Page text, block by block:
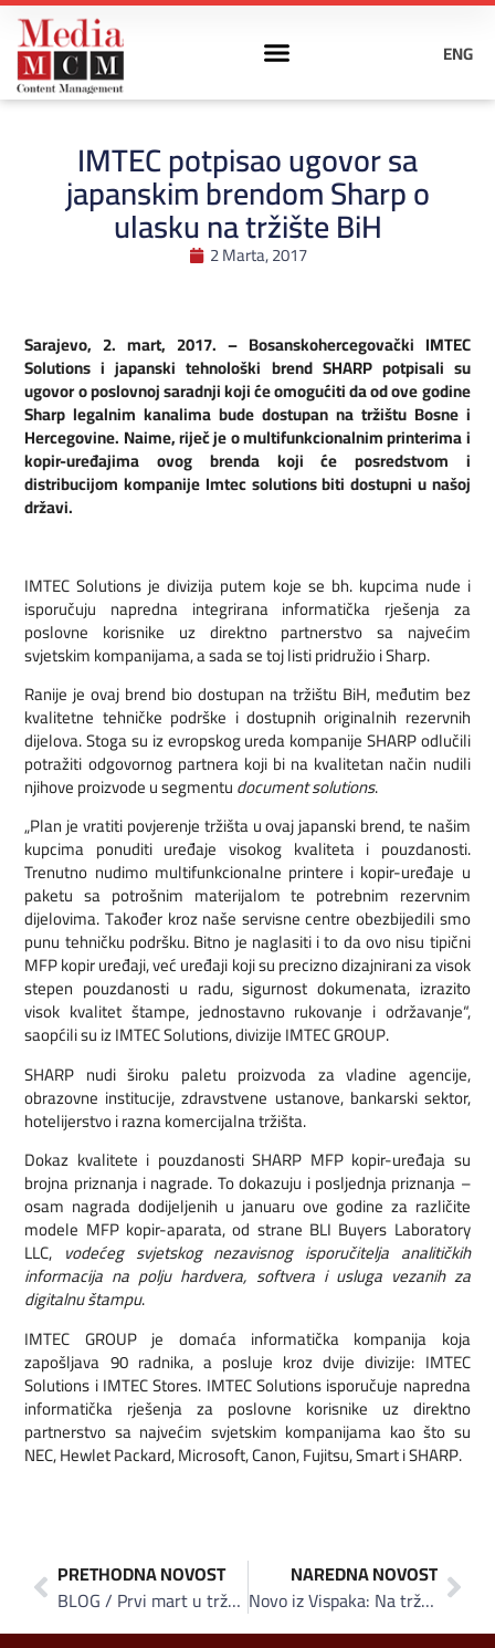
ENG
IMTEC potpisao ugovor sa
japanskim brendom Sharp o
ulasku na tržište BiH
2 Marta, 2017
Sarajevo, 2. mart, 2017. – Bosanskohercegovački IMTEC
Solutions i japanski tehnološki brend SHARP potpisali su
ugovor o poslovnoj saradnji koji će omogućiti da od ove godine
Sharp legalnim kanalima bude dostupan na tržištu Bosne i
Hercegovine. Naime, riječ je o multifunkcionalnim printerima i
kopir-uređajima ovog brenda koji će posredstvom i
distribucijom kompanije Imtec solutions biti dostupni u našoj
državi.
IMTEC Solutions je divizija putem koje se bh. kupcima nude i
isporučuju napredna integrirana informatička rješenja za
poslovne korisnike uz direktno partnerstvo sa najvećim
svjetskim kompanijama, a sada se toj listi pridružio i Sharp.
Ranije je ovaj brend bio dostupan na tržištu BiH, međutim bez
kvalitetne tehničke podrške i dostupnih originalnih rezervnih
dijelova. Stoga su iz evropskog ureda kompanije SHARP odlučili
potražiti odgovornog partnera koji bi na kvalitetan način nudili
njihove proizvode u segmentudocument solutions.
„Plan je vratiti povjerenje tržišta u ovaj japanski brend, te našim
kupcima ponuditi uređaje visokog kvaliteta i pouzdanosti.
Trenutno nudimo multifunkcionalne printere i kopir-uređaje u
paketu sa potrošnim materijalom te potrebnim rezervnim
dijelovima. Također kroz naše servisne centre obezbijedili smo
punu tehničku podršku. Bitno je naglasiti i to da ovo nisu tipični
MFP kopir uređaji, već uređaji koji su precizno dizajnirani za visok
stepen pouzdanosti u radu, sigurnost dokumenata, izrazito
visok kvalitet štampe, jednostavno rukovanje i održavanje“,
saopćili su iz IMTEC Solutions, divizije IMTEC GROUP.
SHARP nudi široku paletu proizvoda za vladine agencije,
obrazovne institucije, zdravstvene ustanove, bankarski sektor,
hotelijerstvo i razna komercijalna tržišta.
Dokaz kvalitete i pouzdanosti SHARP MFP kopir-uređaja su
brojna priznanja i nagrade. To dokazuju i posljednja priznanja –
osam nagrada dodijeljenih u januaru ove godine za različite
modele MFP kopir-aparata, od strane BLI Buyers Laboratory
LLC, vodećeg svjetskog nezavisnog isporučitelja analitičkih
informacija na polju hardvera, softvera i usluga vezanih za
digitalnu štampu.
IMTEC GROUP je domaća informatička kompanija koja
zapošljava 90 radnika, a posluje kroz dvije divizije: IMTEC
Solutions i IMTEC Stores. IMTEC Solutions isporučuje napredna
informatička rješenja za poslovne korisnike uz direktno
partnerstvo sa najvećim svjetskim kompanijama kao što su
NEC, Hewlet Packard, Microsoft, Canon, Fujitsu, Smart i SHARP.
PRETHODNA NOVOST
BLOG / Prvi mart u tržnim centrima: Entuzijazam i prkos protiv snage i moći
NAREDNA NOVOST
Novo iz Vispaka: Na tržište plasirane lješnjak – karamel i jagoda Tiru Liru čokoladice